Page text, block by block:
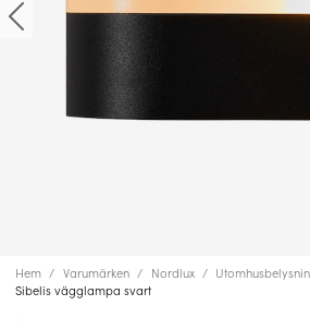
Hem Varumärken Nordlux
Sibelis vägglampa svart